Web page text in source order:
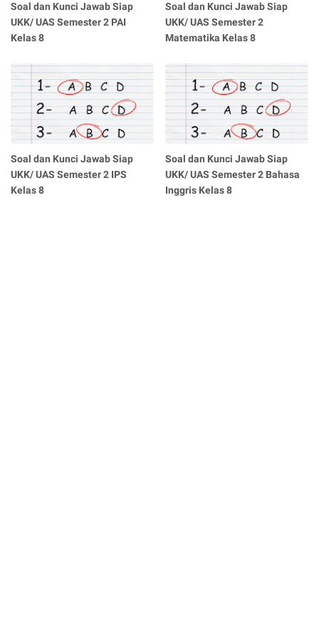
Soal dan Kunci Jawab Siap
UKK/ UAS Semester 2 PAI
Kelas 8
Soal dan Kunci Jawab Siap
UKK/ UAS Semester 2
Matematika Kelas 8
Soal dan Kunci Jawab Siap
UKK/ UAS Semester 2 IPS
Kelas 8
Soal dan Kunci Jawab Siap
UKK/ UAS Semester 2 Bahasa
Inggris Kelas 8